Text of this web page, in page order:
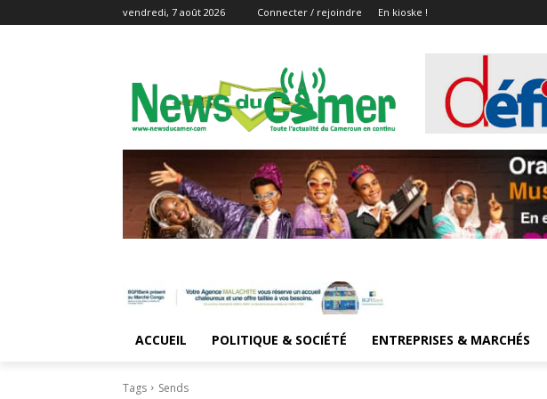
vendredi, 7 août 2026 Connecter / rejoindre En kioske !
ACCUEIL POLITIQUE & SOCIÉTÉ ENTREPRISES & MARCHÉS
Tags Sends